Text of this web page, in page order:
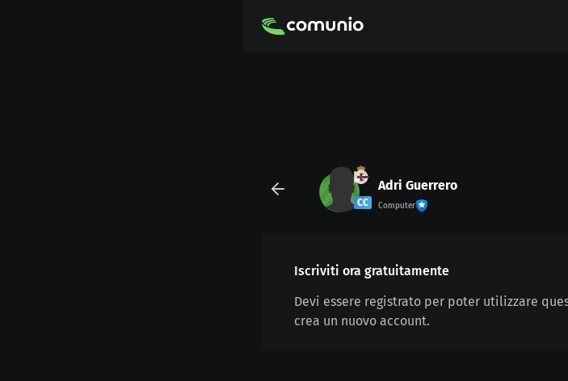
CC
Adri Guerrero
Computer
Iscriviti ora gratuitamente
Devi essere registrato per poter utilizzare
crea un nuovo account.